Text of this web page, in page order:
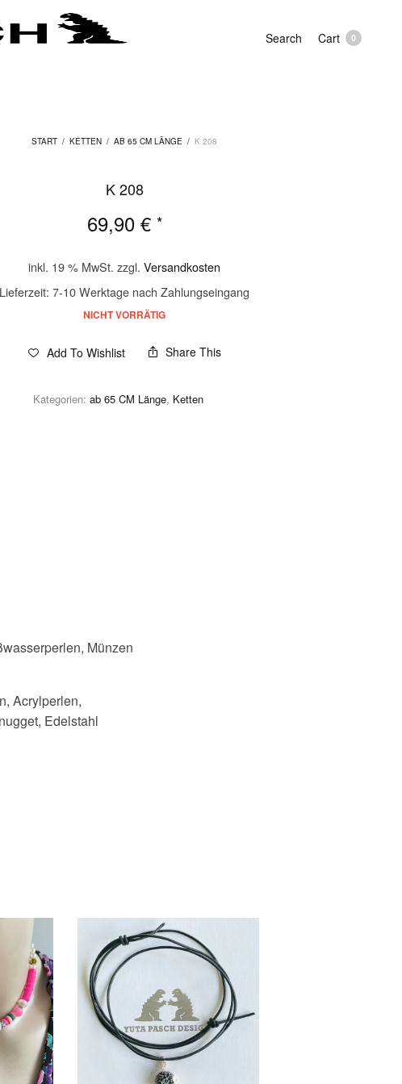
Search Cart 0
START / KETTEN / AB 65 CM LÄNGE / K 208
K 208
69,90 € *
inkl. 19 % MwSt. zzgl.Versandkosten
Lieferzeit:7-10 Werktage nach Zahlungseingang
NICHT VORRÄTIG
Add To Wishlist Share This
Kategorien:ab 65 CM Länge, Ketten
Münzen
Acrylperlen,
Edelstahl